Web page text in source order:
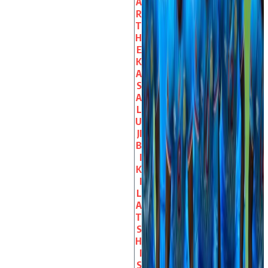
R
T
H
E
K
A
S
A
L
U
JI
B
I
K
I
L
A
T
S
H
I
S